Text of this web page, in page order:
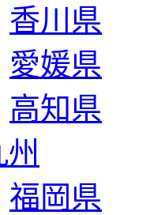
香川県
愛媛県
高知県
州
福岡県